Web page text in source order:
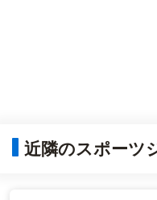
近隣のスポーツ